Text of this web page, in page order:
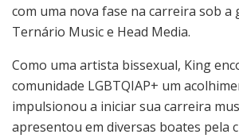
com uma nova fase na carreira sob a
Ternário Music e Head Media.
Como uma artista bissexual, King
comunidade LGBTQIAP+ um
impulsionou a iniciar sua carreira
apresentou em diversas boates pela